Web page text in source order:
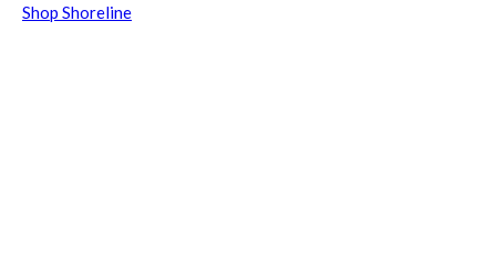
Shop Shoreline